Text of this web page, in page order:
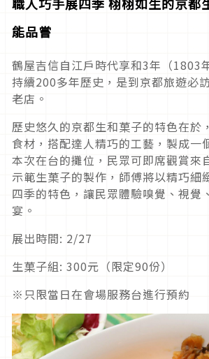
能品嘗
鶴屋吉信自江戶時代享和3年（1803
持續200多年歷史，是到京都旅遊必
老店。
歷史悠久的京都生和菓子的特色在於
食材，搭配達人精巧的工藝，製成一
本次在台的攤位，民眾可即席觀賞來
示範生菓子的製作，師傅將以精巧細
四季的特色，讓民眾體驗嗅覺、視覺
宴。
展出時間: 2/27
生菓子組: 300元（限定90份）
※只限當日在會場服務台進行預約